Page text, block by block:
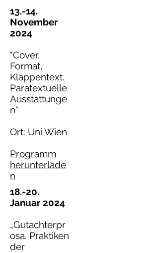
13.-14.
November
2024
"Cover,
Format,
Klappentext.
Paratextuelle
Ausstattunge
n"
Ort: Uni Wien
Programm
herunterlade
n
18.-20.
Januar 2024
„Gutachterpr
osa. Praktiken
der